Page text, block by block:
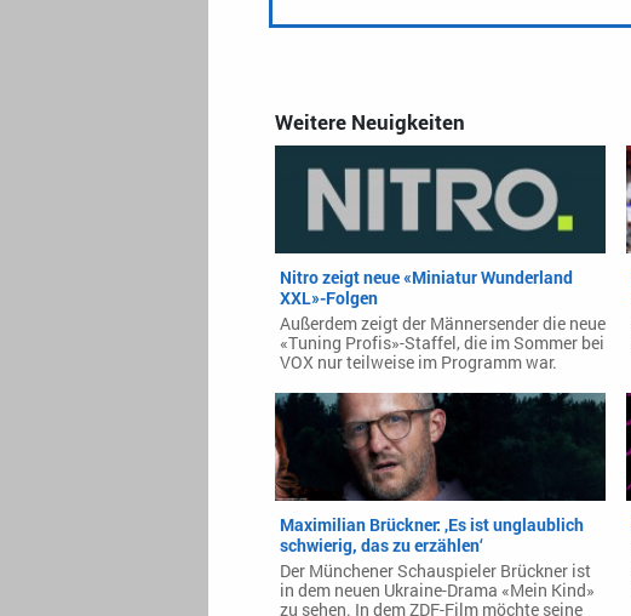
Weitere Neuigkeiten
Nitro zeigt neue «Miniatur Wunderland
XXL»-Folgen
Außerdem zeigt der Männersender die neue
«Tuning Profis»-Staffel, die im Sommer bei
VOX nur teilweise im Programm war.
Maximilian Brückner: ‚Es ist unglaublich
schwierig, das zu erzählen‘
Der Münchener Schauspieler Brückner ist
in dem neuen Ukraine-Drama «Mein Kind»
zu sehen. In dem ZDF-Film möchte seine